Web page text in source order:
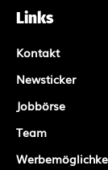
Links
Kontakt
Newsticker
Jobbörse
Team